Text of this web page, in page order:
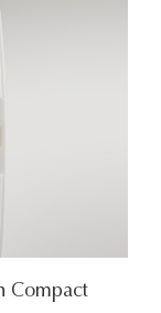
Compact